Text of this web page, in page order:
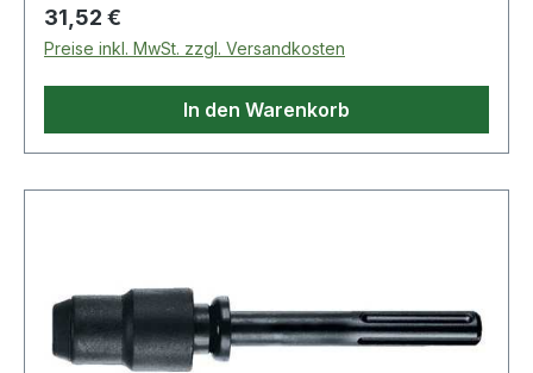
Regulärer Preis:
31,52 €
Preise inkl. MwSt. zzgl. Versandkosten
In den Warenkorb